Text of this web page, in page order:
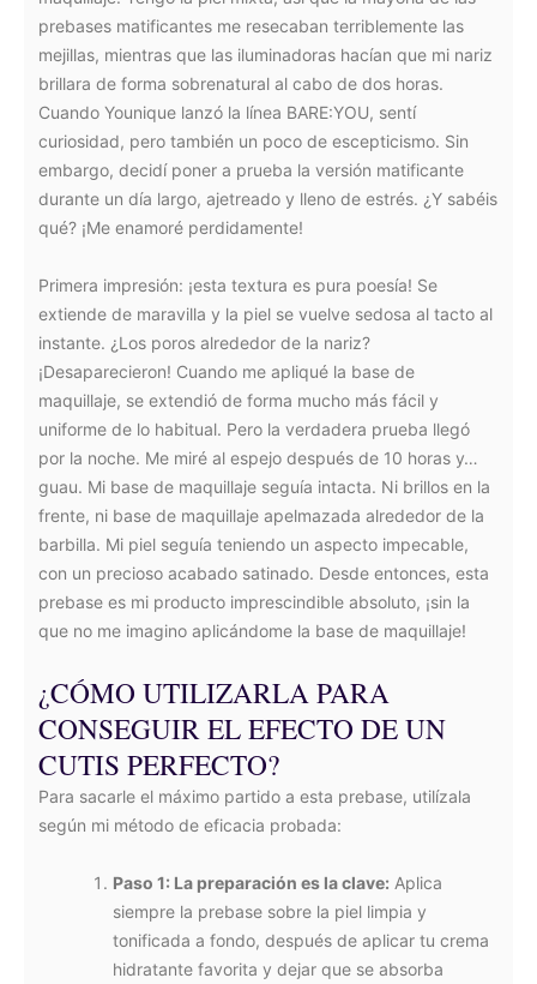
prebases matificantes me resecaban terriblemente las
mejillas, mientras que las iluminadoras hacían que mi nariz
brillara de forma sobrenatural al cabo de dos horas.
Cuando Younique lanzó la línea BARE:YOU, sentí
curiosidad, pero también un poco de escepticismo. Sin
embargo, decidí poner a prueba la versión matificante
durante un día largo, ajetreado y lleno de estrés. ¿Y sabéis
qué? ¡Me enamoré perdidamente!
Primera impresión: ¡esta textura es pura poesía! Se
extiende de maravilla y la piel se vuelve sedosa al tacto al
instante. ¿Los poros alrededor de la nariz?
¡Desaparecieron! Cuando me apliqué la base de
maquillaje, se extendió de forma mucho más fácil y
uniforme de lo habitual. Pero la verdadera prueba llegó
por la noche. Me miré al espejo después de 10 horas y…
guau. Mi base de maquillaje seguía intacta. Ni brillos en la
frente, ni base de maquillaje apelmazada alrededor de la
barbilla. Mi piel seguía teniendo un aspecto impecable,
con un precioso acabado satinado. Desde entonces, esta
prebase es mi producto imprescindible absoluto, ¡sin la
que no me imagino aplicándome la base de maquillaje!
¿CÓMO UTILIZARLA PARA
CONSEGUIR EL EFECTO DE UN
CUTIS PERFECTO?
Para sacarle el máximo partido a esta prebase, utilízala
según mi método de eficacia probada:
Paso 1: La preparación es la clave: Aplica
siempre la prebase sobre la piel limpia y
tonificada a fondo, después de aplicar tu crema
hidratante favorita y dejar que se absorba